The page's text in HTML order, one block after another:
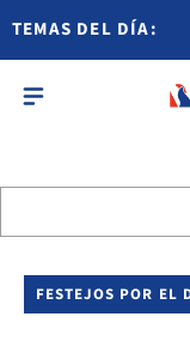
TEMAS DEL DÍA:
FESTEJOS POR EL